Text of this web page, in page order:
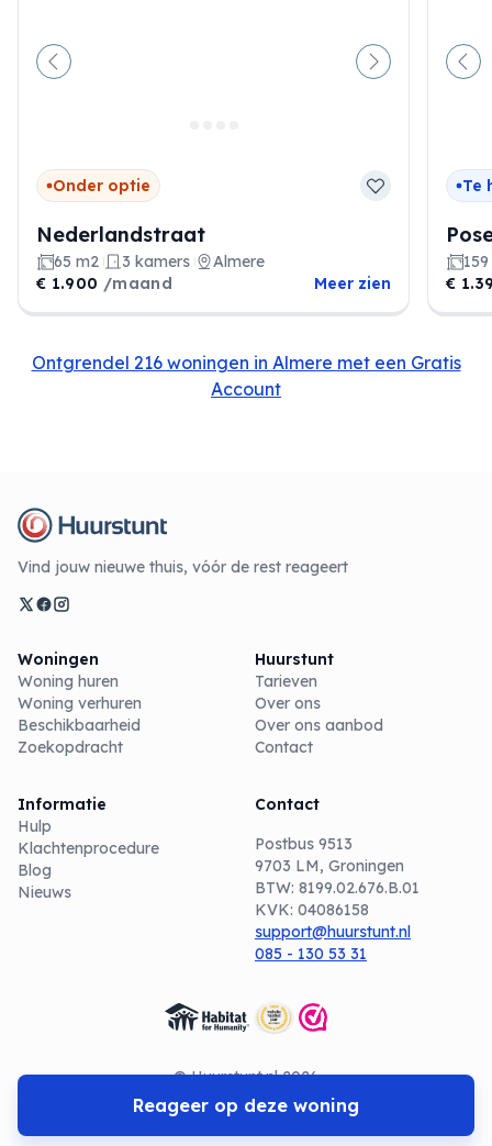
Vorige Volgende
Onder optie
Nederlandstraat
65 m2 3 kamers
Almere
€ 1.900 /maand Meer zien
Te
€
Ontgrendel 216 woningen in Almere met een Gratis
Account
Reageer op deze woning
Vind jouw nieuwe thuis, vóór de rest reageert
Woningen
Woning huren
Woning verhuren
Beschikbaarheid
Zoekopdracht
Huurstunt
Tarieven
Over ons
Over ons aanbod
Contact
Informatie
Hulp
Klachtenprocedure
Blog
Nieuws
Contact
Postbus 9513
9703 LM, Groningen
BTW: 8199.02.676.B.01
KVK: 04086158
support@huurstunt.nl
085 - 130 53 31
© Huurstunt.nl 2026
Algemene voorwaardenPrivacyverklaring